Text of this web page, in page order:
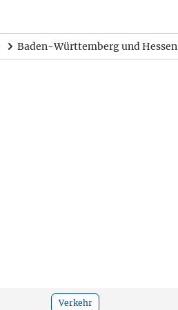
Baden-Württemberg und Hessen
Verkehr